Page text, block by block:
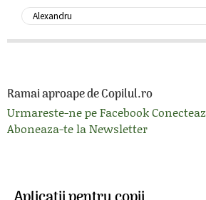
Ramai aproape de Copilul.ro
Urmareste-ne pe Facebook
Aboneaza-te la Newsletter